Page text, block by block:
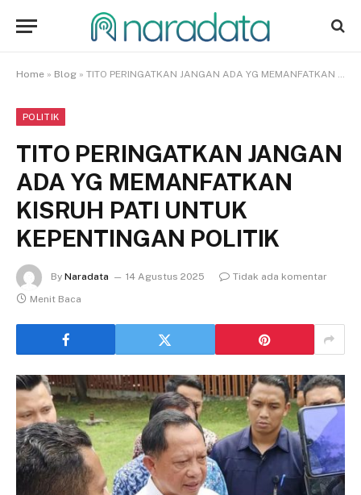
Home » Blog » TITO PERINGATKAN JANGAN ADA YG MEMANFATKAN KISRUH PATI UNTUK KEPENTINGAN POLITIK
POLITIK
TITO PERINGATKAN JANGAN
ADA YG MEMANFATKAN
KISRUH PATI UNTUK
KEPENTINGAN POLITIK
By Naradata 14 Agustus 2025
Tidak ada komentar
Menit Baca